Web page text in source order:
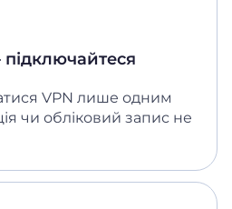
підключайтеся
VPN лише одним
чи обліковий запис не